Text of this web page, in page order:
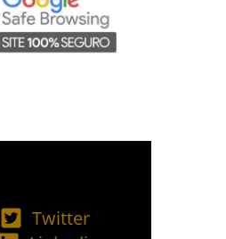
Twitter